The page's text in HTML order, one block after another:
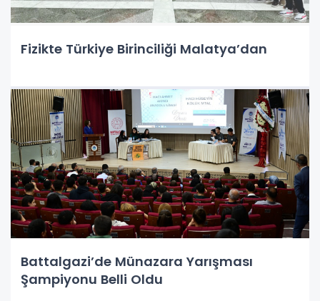
Fizikte Türkiye Birinciliği Malatya’dan
Battalgazi’de Münazara Yarışması
Şampiyonu Belli Oldu